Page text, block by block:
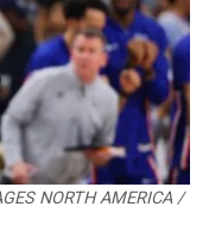
NORTH AMERICA /